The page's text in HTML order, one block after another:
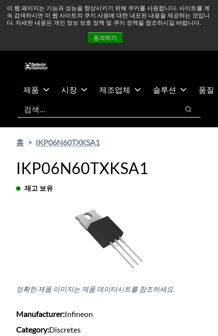
이 웹 페이지는 기능과 성능을 향상시키기 위해 쿠키를 사용합니다. 사이트를 계
속 검색하시면 이 웹 사이트의 쿠키 사용에 대한 내포된 내용을 제공하는 것입니
다. 자세한 내용은 개인 정보 보호 정책 및 쿠키 정책을 참조하시길 바랍니다.
동의하기
츠
건
중동 지역 상황을 지속적으로 주시하고 있으며, 모든 서비스는
정상적으로 운영되고 있습니다. 더 읽어보기 →
뉴스
문의하기
제품 시장 제조업체 솔루션
품질
검색
검색
홈 IKP06N60TXKSA1
IKP06N60TXKSA1
재고 보유
정확한 제품 이미지는 제품 데이터시트를 참조하세요.
Manufacturer:Infineon
Category:Discretes